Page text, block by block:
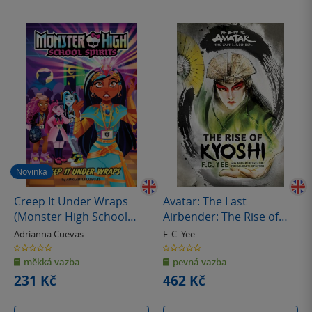
Novinka
Creep It Under Wraps
(Monster High School
Spirits #2)
Adrianna Cuevas
0.0
z
5
hvězdiček
měkká vazba
231 Kč
Avatar: The Last
Airbender: The Rise of
Kyoshi (Chronicles of the
Avatar Book 1)
F. C. Yee
0.0
z
5
hvězdiček
pevná vazba
462 Kč